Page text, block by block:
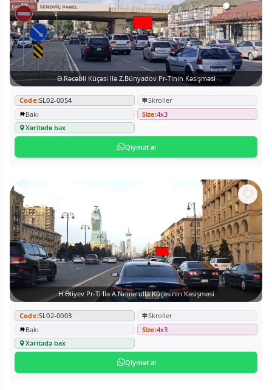
Ə.Rəcəbli Küçəsi Ilə Z.Bünyadov Pr-Tinin Kəsişməsi
Code:SL02-0054
Skroller
Bakı
Size:4x3
Xəritədə bax
Qiymət al
H.Əliyev Pr-Ti Ilə A.Nemətulla Küçəsinin Kəsişməsi
Code:SL02-0003
Skroller
Bakı
Size:4x3
Xəritədə bax
Qiymət al